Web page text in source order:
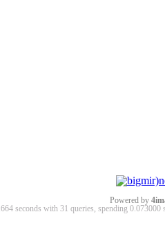
Powered by
seconds with 31 queries, spending